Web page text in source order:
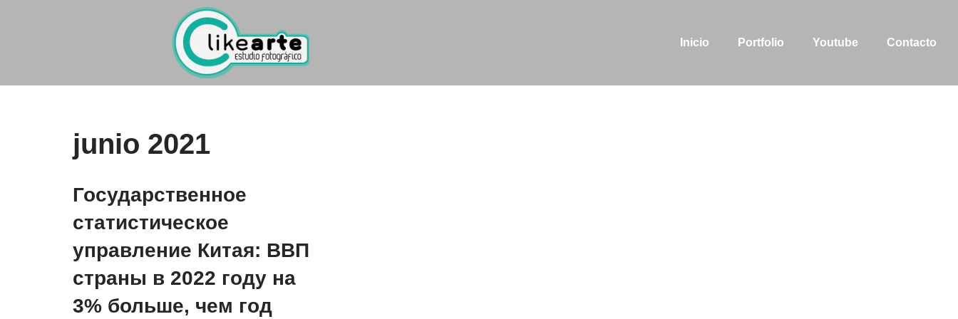
Inicio Portfolio Youtube Contacto
junio 2021
Государственное
статистическое
управление Китая: ВВП
страны в 2022 году на
3% больше, чем год